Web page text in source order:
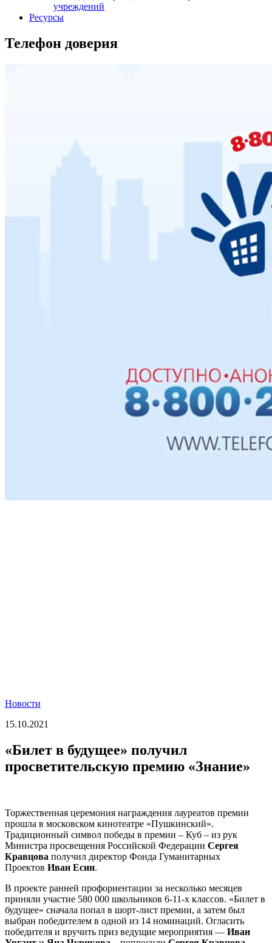
учреждений
Ресурсы
Телефон доверия
Новости
15.10.2021
«Билет в будущее» получил
просветительскую премию «Знание»
Торжественная церемония награждения лауреатов премии
прошла в московском кинотеатре «Пушкинский».
Традиционный символ победы в премии – Куб – из рук
Министра просвещения Российской Федерации Сергея
Кравцова получил директор Фонда Гуманитарных
Проектов Иван Есин.
В проекте ранней профориентации за несколько месяцев
приняли участие 580 000 школьников 6-11-х классов. «Билет в
будущее» сначала попал в шорт-лист премии, а затем был
выбран победителем в одной из 14 номинаций. Огласить
победителя и вручить приз ведущие мероприятия — Иван